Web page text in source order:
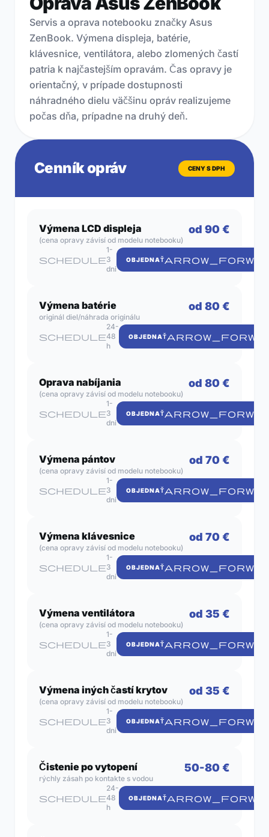
KONTAKT
ZISTIŤ
OPRAVY
RÝCHLY
SERVIS
Servis a oprava notebooku značky Asus
ZenBook. Výmena displeja, batérie,
klávesnice, ventilátora, alebo zlomených častí
patria k najčastejším opravám. Čas opravy je
orientačný, v prípade dostupnosti
náhradného dielu väčšinu opráv realizujeme
počas dňa, prípadne na druhý deň.
Cenník opráv CENY S DPH
Výmena LCD displeja
(cena opravy závisí od modelu notebooku)
od 90 €
schedule
1-
3
dni
OBJEDNAŤ
Výmena batérie
originál diel/náhrada originálu
od 80 €
schedule
24-
48
h
OBJEDNAŤ
Oprava nabíjania
(cena opravy závisí od modelu notebooku)
od 80 €
schedule
1-
3
dni
OBJEDNAŤ
Výmena pántov
(cena opravy závisí od modelu notebooku)
od 70 €
schedule
1-
3
dni
OBJEDNAŤ
Výmena klávesnice
(cena opravy závisí od modelu notebooku)
od 70 €
schedule
1-
3
dni
OBJEDNAŤ
Výmena ventilátora
(cena opravy závisí od modelu notebooku)
od 35 €
schedule
1-
3
dni
OBJEDNAŤ
Výmena iných častí krytov
(cena opravy závisí od modelu notebooku)
od 35 €
schedule
1-
3
dni
OBJEDNAŤ
Čistenie po vytopení
rýchly zásah po kontakte s vodou
50-80 €
schedule
24-
48
h
OBJEDNAŤ